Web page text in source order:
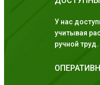
У нас
учитывая
ручной труд.